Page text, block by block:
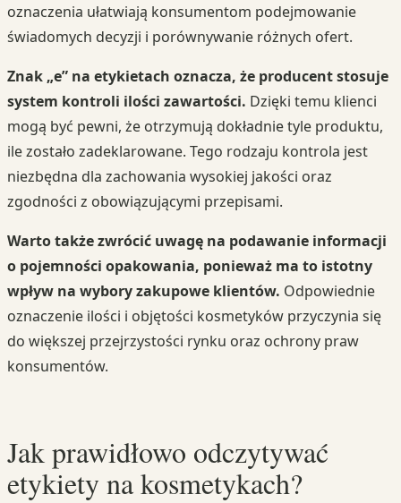
oznaczenia ułatwiają konsumentom podejmowanie
świadomych decyzji i porównywanie różnych ofert.
Znak „e” na etykietach oznacza, że producent stosuje
system kontroli ilości zawartości. Dzięki temu klienci
mogą być pewni, że otrzymują dokładnie tyle produktu,
ile zostało zadeklarowane. Tego rodzaju kontrola jest
niezbędna dla zachowania wysokiej jakości oraz
zgodności z obowiązującymi przepisami.
Warto także zwrócić uwagę na podawanie informacji
o pojemności opakowania, ponieważ ma to istotny
wpływ na wybory zakupowe klientów. Odpowiednie
oznaczenie ilości i objętości kosmetyków przyczynia się
do większej przejrzystości rynku oraz ochrony praw
konsumentów.
Jak prawidłowo odczytywać
etykiety na kosmetykach?